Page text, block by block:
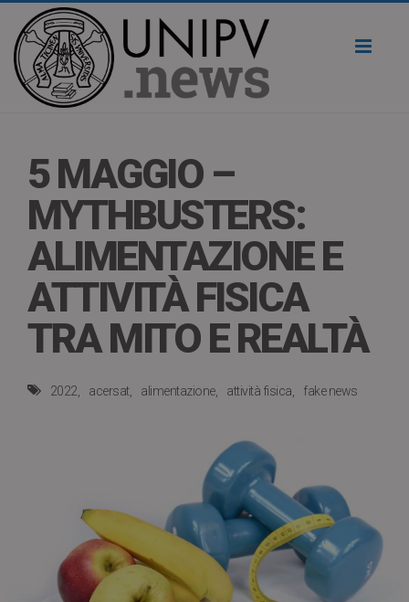
5 MAGGIO –
MYTHBUSTERS:
ALIMENTAZIONE E
ATTIVITÀ FISICA
TRA MITO E REALTÀ
2022 acersat alimentazione attività fisica fake news